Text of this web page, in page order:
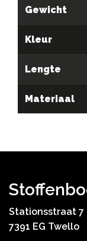
Gewicht
Kleur
Lengte
Materiaal
Stationsstraat 7
7391 EG Twello